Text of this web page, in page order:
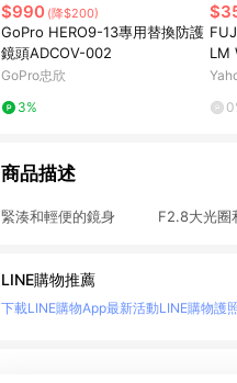
$990 (降$200)
GoPro HERO9-13專用替換防護
鏡頭ADCOV-002
GoPro忠欣
3%
LM
商品描述
緊湊和輕便的鏡身 F2.8大光圈
LINE購物推薦
下載LINE購物App最新活動LINE購物護